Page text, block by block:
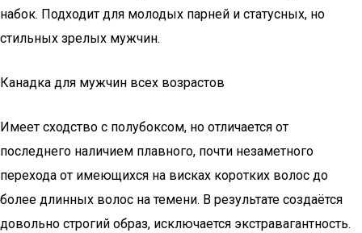
набок. Подходит для молодых парней и статусных, но
стильных зрелых мужчин.
Канадка для мужчин всех возрастов
Имеет сходство с полубоксом, но отличается от
последнего наличием плавного, почти незаметного
перехода от имеющихся на висках коротких волос до
более длинных волос на темени. В результате создаётся
довольно строгий образ, исключается экстравагантность.